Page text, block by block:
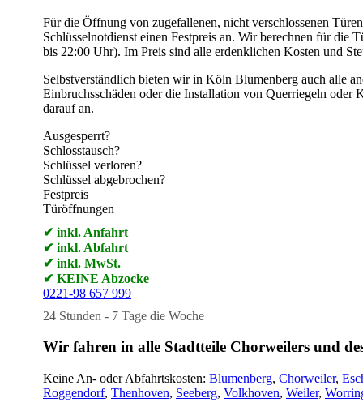
Für die Öffnung von zugefallenen, nicht verschlossenen
Schlüsselnotdienst einen Festpreis an. Wir berechnen für die
bis 22:00 Uhr). Im Preis sind alle erdenklichen Kosten und
Selbstverständlich bieten wir in Köln Blumenberg auch alle
Einbruchsschäden oder die Installation von Querriegeln oder
darauf an.
Ausgesperrt?
Schlosstausch?
Schlüssel verloren?
Schlüssel abgebrochen?
Festpreis
Türöffnungen
✔ inkl. Anfahrt
✔ inkl. Abfahrt
✔ inkl. MwSt.
✔ KEINE Abzocke
0221-98 657 999
24 Stunden - 7 Tage die Woche
Wir fahren in alle Stadtteile Chorweilers und
Keine An- oder Abfahrtskosten: Blumenberg, Chorweiler,
Roggendorf, Thenhoven, Seeberg, Volkhoven, Weiler,